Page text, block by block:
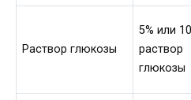
Раствор глюкозы
5% или
раствор
глюкозы